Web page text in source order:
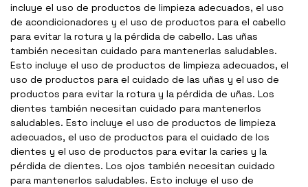
incluye el uso de productos de limpieza adecuados, el uso
de acondicionadores y el uso de productos para el cabello
para evitar la rotura y la pérdida de cabello. Las uñas
también necesitan cuidado para mantenerlas saludables.
Esto incluye el uso de productos de limpieza adecuados, el
uso de productos para el cuidado de las uñas y el uso de
productos para evitar la rotura y la pérdida de uñas. Los
dientes también necesitan cuidado para mantenerlos
saludables. Esto incluye el uso de productos de limpieza
adecuados, el uso de productos para el cuidado de los
dientes y el uso de productos para evitar la caries y la
pérdida de dientes. Los ojos también necesitan cuidado
para mantenerlos saludables. Esto incluye el uso de